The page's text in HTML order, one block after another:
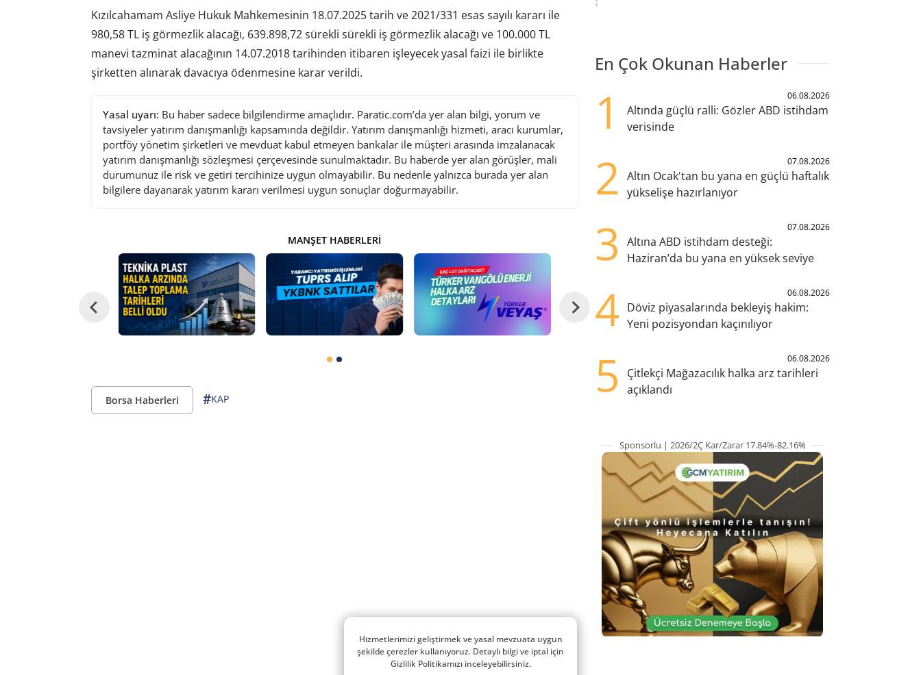
Kızılcahamam Asliye Hukuk Mahkemesinin 18.07.2025 tarih ve 2021/331 esas sayılı kararı ile
980,58 TL iş görmezlik alacağı, 639.898,72 sürekli sürekli iş görmezlik alacağı ve 100.000 TL
manevi tazminat alacağının 14.07.2018 tarihinden itibaren işleyecek yasal faizi ile birlikte
şirketten alınarak davacıya ödenmesine karar verildi.
Yasal uyarı: Bu haber sadece bilgilendirme amaçlıdır. Paratic.com’da yer alan bilgi, yorum ve
tavsiyeler yatırım danışmanlığı kapsamında değildir. Yatırım danışmanlığı hizmeti, aracı kurumlar,
portföy yönetim şirketleri ve mevduat kabul etmeyen bankalar ile müşteri arasında imzalanacak
yatırım danışmanlığı sözleşmesi çerçevesinde sunulmaktadır. Bu haberde yer alan görüşler, mali
durumunuz ile risk ve getiri tercihinize uygun olmayabilir. Bu nedenle yalnızca burada yer alan
bilgilere dayanarak yatırım kararı verilmesi uygun sonuçlar doğurmayabilir.
MANŞET HABERLERI
Borsa Haberleri #KAP
En Çok Okunan Haberler
1 06.08.2026
Altında güçlü ralli: Gözler ABD istihdam
verisinde
2 07.08.2026
Altın Ocak'tan bu yana en güçlü haftalık
yükselişe hazırlanıyor
3 07.08.2026
Altına ABD istihdam desteği:
Haziran’da bu yana en yüksek seviye
4 06.08.2026
Döviz piyasalarında bekleyiş hakim:
Yeni pozisyondan kaçınılıyor
5 06.08.2026
Çitlekçi Mağazacılık halka arz tarihleri
açıklandı
Sponsorlu | 2026/2Ç Kar/Zarar 17.84%-82.16%
Hizmetlerimizi geliştirmek ve yasal mevzuata uygun
şekilde çerezler kullanıyoruz. Detaylı bilgi ve iptal için
Gizlilik Politikamızı inceleyebilirsiniz.